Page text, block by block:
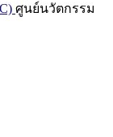
ศูนย์นวัตกรรม